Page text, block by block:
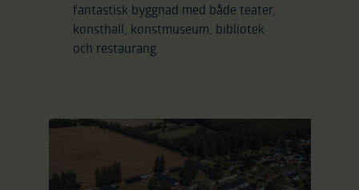
fantastisk byggnad med både teater,
konsthall, konstmuseum, bibliotek
och restaurang.